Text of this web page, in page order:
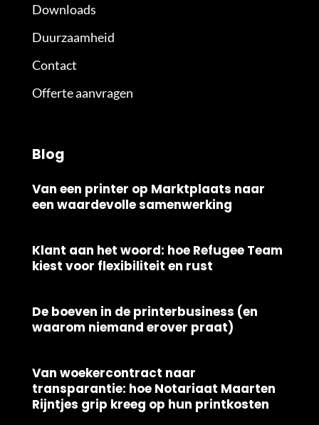
Downloads
Duurzaamheid
Contact
Offerte aanvragen
Blog
Van een printer op Marktplaats naar
een waardevolle samenwerking
Klant aan het woord: hoe Refugee Team
kiest voor flexibiliteit en rust
De boeven in de printerbusiness (en
waarom niemand erover praat)
Van woekercontract naar
transparantie: hoe Notariaat Maarten
Rijntjes grip kreeg op hun printkosten